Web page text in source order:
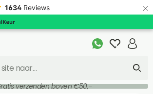
1634 Reviews ×
verzenden boven €50,-